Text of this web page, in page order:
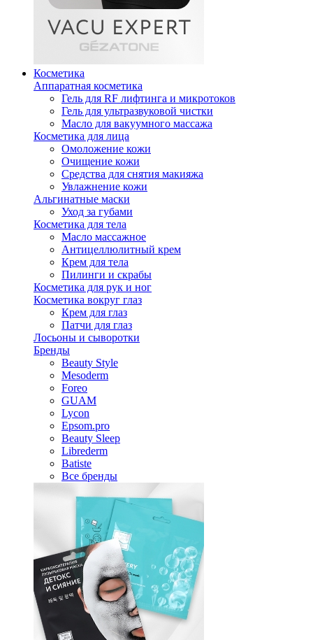
Косметика
Аппаратная косметика
Гель для RF лифтинга и микротоков
Гель для ультразвуковой чистки
Масло для вакуумного массажа
Косметика для лица
Омоложение кожи
Очищение кожи
Средства для снятия макияжа
Увлажнение кожи
Альгинатные маски
Уход за губами
Косметика для тела
Масло массажное
Антицеллюлитный крем
Крем для тела
Пилинги и скрабы
Косметика для рук и ног
Косметика вокруг глаз
Крем для глаз
Патчи для глаз
Лосьоны и сыворотки
Бренды
Beauty Style
Mesoderm
Foreo
GUAM
Lycon
Epsom.pro
Beauty Sleep
Librederm
Batiste
Все бренды